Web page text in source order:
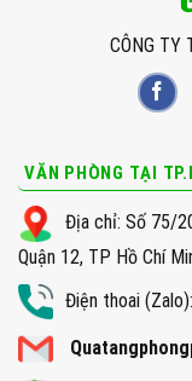
CÔNG TY
VĂN PHÒNG TẠI
Địa chỉ: Số 75/
Quận 12, TP Hồ Chí
Điện thoai (Zalo):